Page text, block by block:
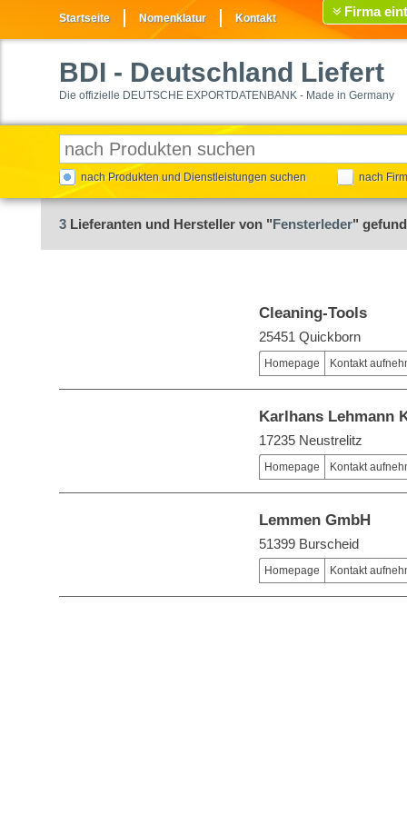
Startseite Nomenklatur Kontakt Firma
BDI - Deutschland Liefert
Die offizielle DEUTSCHE EXPORTDATENBANK - Made in Germany
nach Produkten und Dienstleistungen suchen nach
3 Lieferanten und Hersteller von "Fensterleder"
Cleaning-Tools
25451 Quickborn
Homepage Kontakt
Karlhans Lehmann
17235 Neustrelitz
Homepage Kontakt
Lemmen GmbH
51399 Burscheid
Homepage Kontakt